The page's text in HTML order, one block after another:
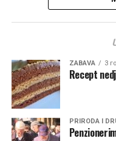
ZABAVA 3
Recept
PRIRODA I